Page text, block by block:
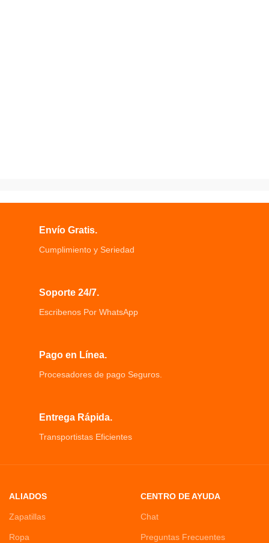
Envío Gratis.
Cumplimiento y Seriedad
Soporte 24/7.
Escribenos Por WhatsApp
Pago en Línea.
Procesadores de pago Seguros.
Entrega Rápida.
Transportistas Eficientes
ALIADOS
Zapatillas
Ropa
CENTRO DE AYUDA
Chat
Preguntas Frecuentes